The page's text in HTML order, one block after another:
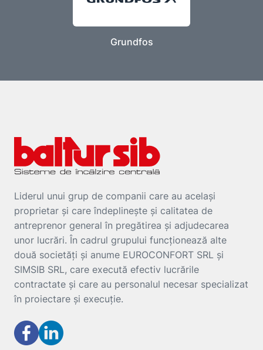
Grundfos
Liderul unui grup de companii care au același
proprietar și care îndeplinește și calitatea de
antreprenor general în pregătirea și adjudecarea
unor lucrări. În cadrul grupului funcționează alte
două societăți și anume EUROCONFORT SRL și
SIMSIB SRL, care execută efectiv lucrările
contractate și care au personalul necesar specializat
în proiectare și execuție.